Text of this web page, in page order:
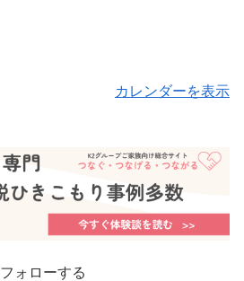
カレンダーを表示
フォローする